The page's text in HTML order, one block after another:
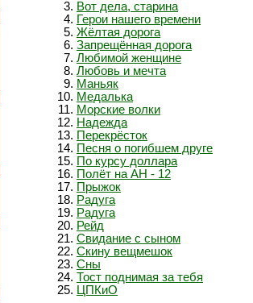
Вот дела, старина
Герои нашего времени
Жёлтая дорога
Запрещённая дорога
Любимой женщине
Любовь и мечта
Маньяк
Медалька
Морские волки
Надежда
Перекрёсток
Песня о погибшем друге
По курсу доллара
Полёт на АН - 12
Прыжок
Радуга
Радуга
Рейд
Свидание с сыном
Скину вещмешок
Сны
Тост поднимая за тебя
ЦПКиО